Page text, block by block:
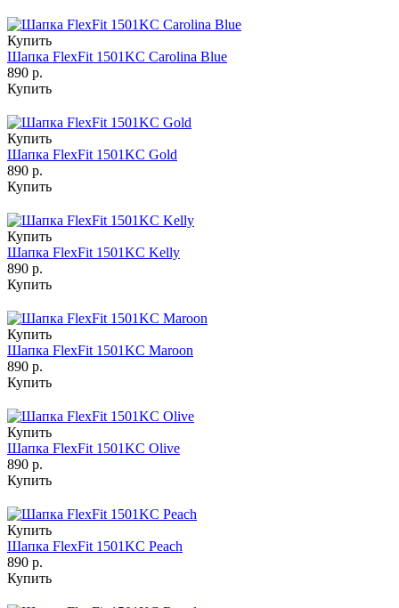
Купить
Шапка FlexFit 1501KC Carolina Blue
890 р.
Купить
Купить
Шапка FlexFit 1501KC Gold
890 р.
Купить
Купить
Шапка FlexFit 1501KC Kelly
890 р.
Купить
Купить
Шапка FlexFit 1501KC Maroon
890 р.
Купить
Купить
Шапка FlexFit 1501KC Olive
890 р.
Купить
Купить
Шапка FlexFit 1501KC Peach
890 р.
Купить